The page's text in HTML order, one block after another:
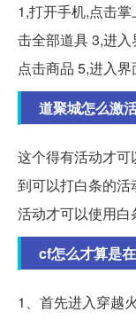
1,打开手机,点击
击全部道具 3,进
点击商品 5,进入界
道聚城怎么激
这个得有活动才
到可以打白条的
活动才可以使用白
cf怎么才算是
1、首先进入穿越